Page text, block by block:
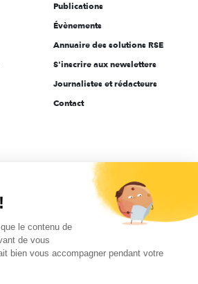
Publications
Évènements
Annuaire des solutions RSE
S'inscrire aux newsletters
Journalistes et rédacteurs
Contact
le contenu de
de vous
bien vous accompagner pendant votre